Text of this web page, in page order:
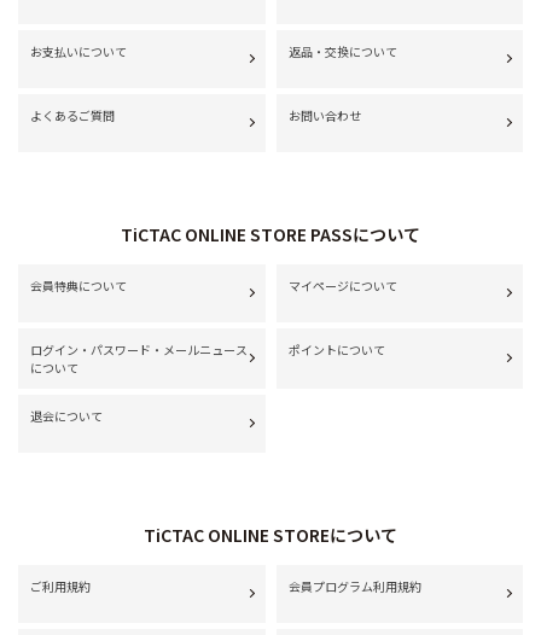
お支払いについて 返品・交換について
よくあるご質問 お問い合わせ
TiCTAC ONLINE STORE PASSについて
会員特典について マイページについて
ログイン・パスワード・メールニュース
について
ポイントについて
退会について
TiCTAC ONLINE STOREについて
ご利用規約 会員プログラム利用規約